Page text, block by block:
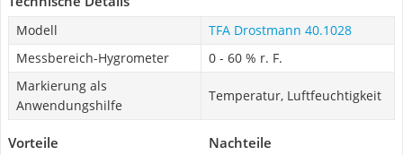
Modell
TFA Drostmann 40.1028
Messbereich-Hygrometer
0 - 60 % r. F.
Markierung als
Anwendungshilfe
Temperatur, Luftfeuchtigkeit
Vorteile Nachteile